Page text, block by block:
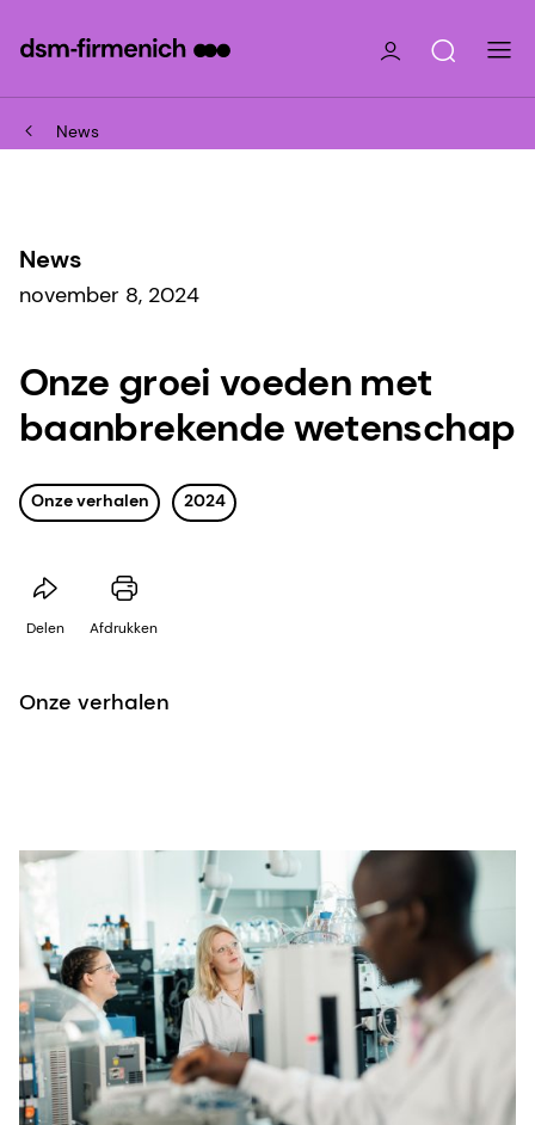
News
News
november 8, 2024
Onze groei voeden met
baanbrekende wetenschap
Onze verhalen 2024
Delen Afdrukken
Onze verhalen